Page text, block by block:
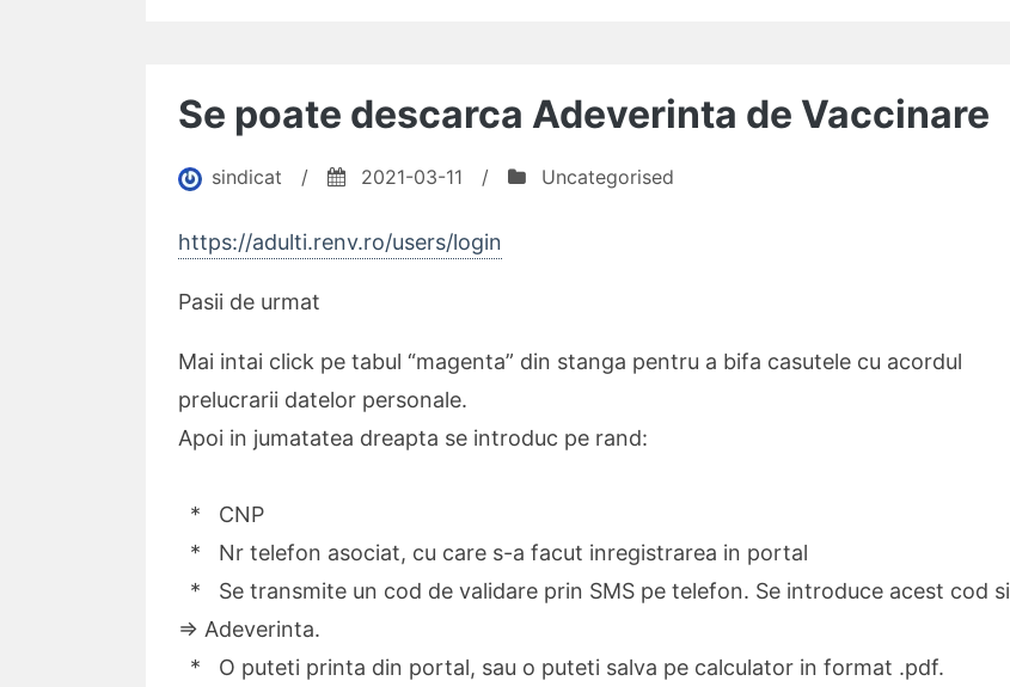
Se poate descarca Adeverinta de Vaccinare
sindicat / 2021-03-11 / Uncategorised
https://adulti.renv.ro/users/login
Pasii de urmat
Mai intai click pe tabul “magenta” din stanga pentru a bifa casutele cu acordul
prelucrarii datelor personale.
Apoi in jumatatea dreapta se introduc pe rand:
* CNP
* Nr telefon asociat, cu care s-a facut inregistrarea in portal
* Se transmite un cod de validare prin SMS pe telefon. Se introduce acest cod si
=> Adeverinta.
* O puteti printa din portal, sau o puteti salva pe calculator in format .pdf.